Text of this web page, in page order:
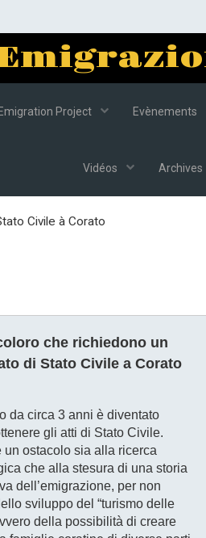
Project Evènements
Vidéos Archives
Civile à Corato
che richiedono un
di Stato Civile a Corato
da circa 3 anni è diventato
gli atti di Stato Civile.
un ostacolo sia alla ricerca
che alla stesura di una storia
dell’emigrazione, per non
sviluppo del “turismo delle
della possibilità di creare